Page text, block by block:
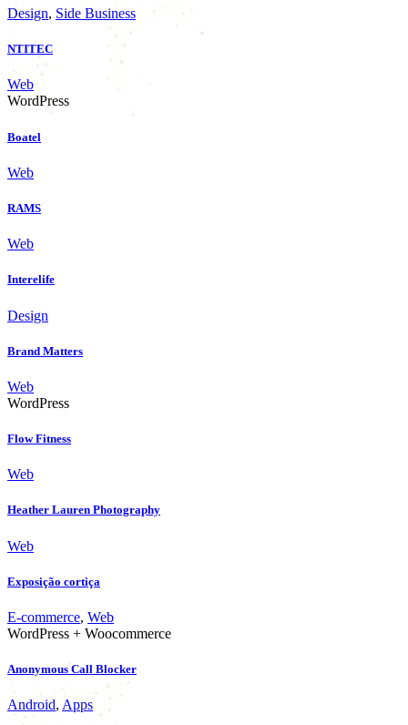
Design, Side Business
NTITEC
Web
WordPress
Boatel
Web
RAMS
Web
Interelife
Design
Brand Matters
Web
WordPress
Flow Fitness
Web
Heather Lauren Photography
Web
Exposição cortiça
E-commerce, Web
WordPress + Woocommerce
Anonymous Call Blocker
Android, Apps